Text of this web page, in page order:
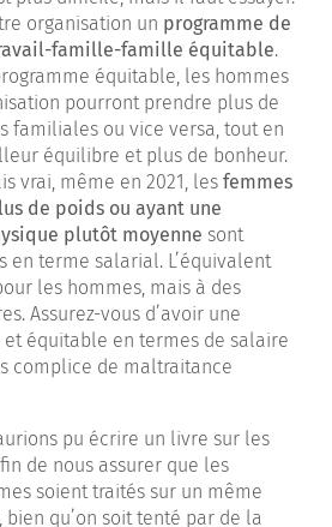
organisation un programme de
famille-famille équitable.
équitable, les hommes
pourront prendre plus de
familiales ou vice versa, tout en
équilibre et plus de bonheur.
vrai, même en 2021, les femmes
de poids ou ayant une
plutôt moyenne sont
en terme salarial. L’équivalent
les hommes, mais à des
Assurez-vous d’avoir une
équitable en termes de salaire
complice de maltraitance
pu écrire un livre sur les
de nous assurer que les
soient traités sur un même
bien qu’on soit tenté par de la